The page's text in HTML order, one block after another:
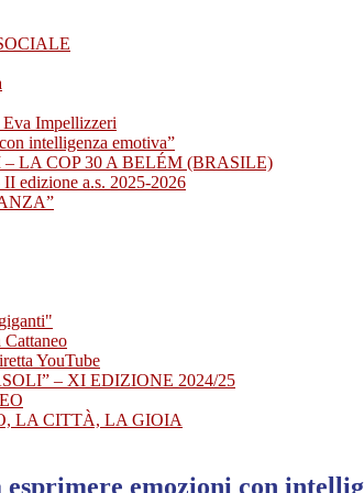
Impellizzeri
intelligenza emotiva”
LA COP 30 A BELÉM (BRASILE)
edizione a.s. 2025-2026
YouTube
– XI EDIZIONE 2024/25
LA CITTÀ, LA GIOIA
emozioni con